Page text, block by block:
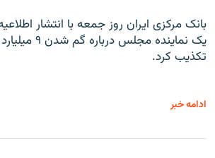
بانک مرکزی ایران روز جمعه با انتشار
یک نماینده مجلس
تکذیب کرد.
ادامه خبر